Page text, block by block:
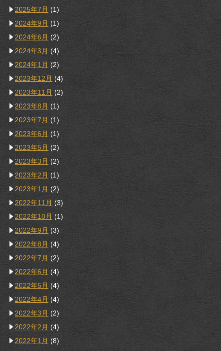
2025年7月 (1)
2024年9月 (1)
2024年6月 (2)
2024年3月 (4)
2024年1月 (2)
2023年12月 (4)
2023年11月 (2)
2023年8月 (1)
2023年7月 (1)
2023年6月 (1)
2023年5月 (2)
2023年3月 (2)
2023年2月 (1)
2023年1月 (2)
2022年11月 (3)
2022年10月 (1)
2022年9月 (3)
2022年8月 (4)
2022年7月 (2)
2022年6月 (4)
2022年5月 (4)
2022年4月 (4)
2022年3月 (2)
2022年2月 (4)
2022年1月 (8)